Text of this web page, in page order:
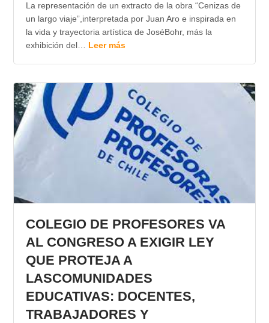
La representación de un extracto de la obra “Cenizas de
un largo viaje”,interpretada por Juan Aro e inspirada en
la vida y trayectoria artística de JoséBohr, más la
exhibición del… Leer más
COLEGIO DE PROFESORES VA
AL CONGRESO A EXIGIR LEY
QUE PROTEJA A
LASCOMUNIDADES
EDUCATIVAS: DOCENTES,
TRABAJADORES Y